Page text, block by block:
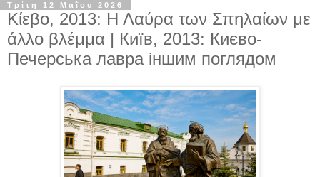
Τρίτη 12 Μαΐου 2026
Κίεβο, 2013: Η Λαύρα των Σπηλαίων με
άλλο βλέμμα | Київ, 2013: Києво-
Печерська лавра іншим поглядом